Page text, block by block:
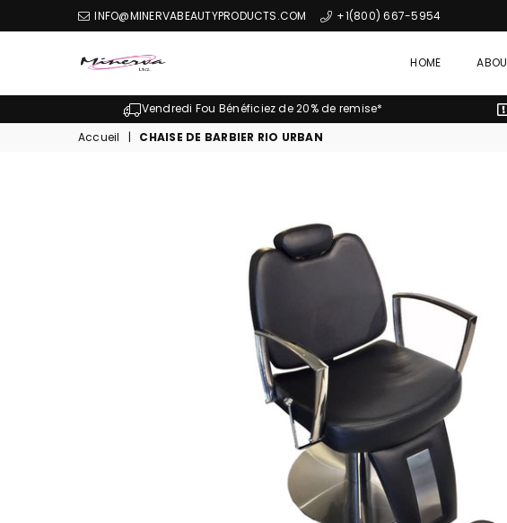
INFO@MINERVABEAUTYPRODUCTS.COM +1(800) 667-5954
Minerva
Produits
De
HOME
Vendredi Fou Bénéficiez de 20% de remise*
Accueil
| CHAISE DE BARBIER RIO URBAN